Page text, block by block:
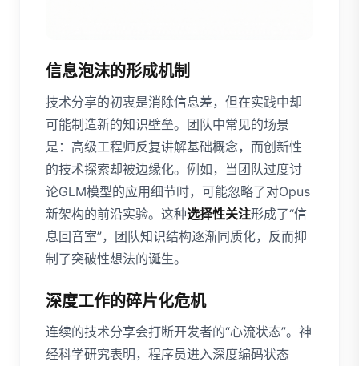
信息泡沫的形成机制
技术分享的初衷是消除信息差，但在实践中却
可能制造新的知识壁垒。团队中常见的场景
是：高级工程师反复讲解基础概念，而创新性
的技术探索却被边缘化。例如，当团队过度讨
论GLM模型的应用细节时，可能忽略了对Opus
新架构的前沿实验。这种选择性关注形成了“信
息回音室”，团队知识结构逐渐同质化，反而抑
制了突破性想法的诞生。
深度工作的碎片化危机
连续的技术分享会打断开发者的“心流状态”。神
经科学研究表明，程序员进入深度编码状态